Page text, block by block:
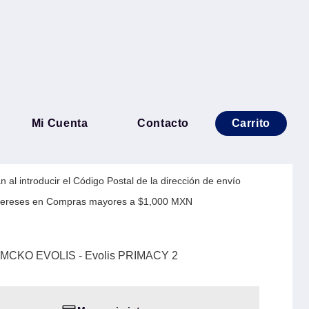
Mi Cuenta Contacto Carrito
5 Paneles YMCKO
2
al introducir el Código Postal de la dirección de envío
en Compras mayores a $1,000 MXN
EVOLIS - Evolis PRIMACY 2